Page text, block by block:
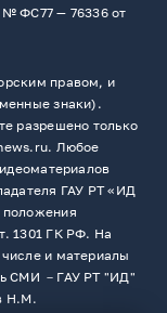
ФС77 — 76336 от
правом, и
знаки).
разрешено только
Любое
ГАУ РТ «ИД
1301 ГК РФ. На
и материалы
СМИ －ГАУ РТ "ИД"
Н.М.